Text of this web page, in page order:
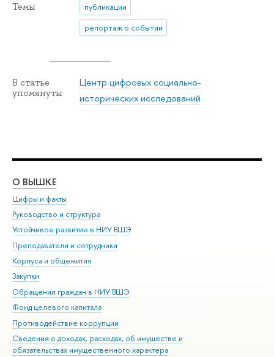
Темы
публикации
репортаж о событии
В статье
упомянуты
Центр цифровых социально-
исторических исследований
О ВЫШКЕ
Цифры и факты
Руководство и структура
Устойчивое развитие в НИУ ВШЭ
Преподаватели и сотрудники
Корпуса и общежития
Закупки
Обращения граждан в НИУ ВШЭ
Фонд целевого капитала
Противодействие коррупции
Сведения о доходах, расходах, об имуществе и
обязательствах имущественного характера